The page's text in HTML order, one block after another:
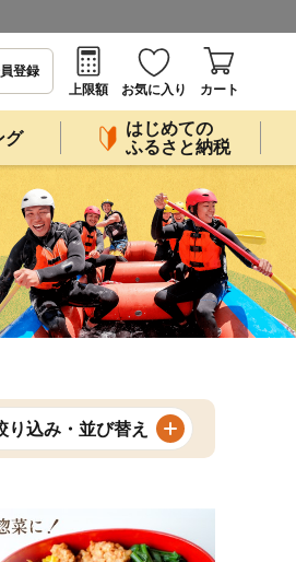
登録
上限額
お気に入り カート
グ
はじめての
ふるさと納税
り込み・並び替え